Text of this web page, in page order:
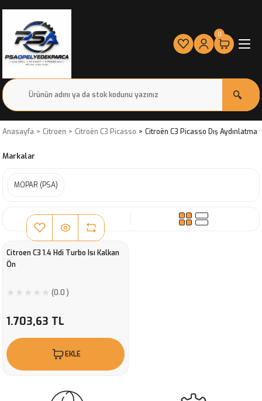
0
Anasayfa Citroen Citroën C3 Picasso Citroën C3 Picasso Dış Aydınlatma
Markalar
MOPAR (PSA)
Citroen C3 1.4 Hdi Turbo Isı Kalkan
Ön
(0.0 )
1.703,63 TL
EKLE